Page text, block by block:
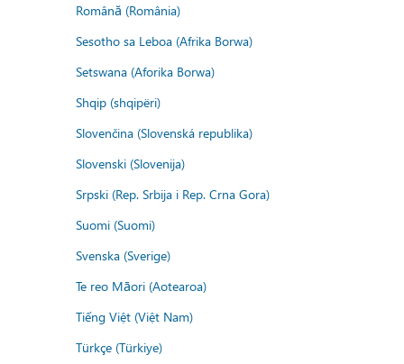
Română (România)
Sesotho sa Leboa (Afrika Borwa)
Setswana (Aforika Borwa)
Shqip (shqipëri)
Slovenčina (Slovenská republika)
Slovenski (Slovenija)
Srpski (Rep. Srbija i Rep. Crna Gora)
Suomi (Suomi)
Svenska (Sverige)
Te reo Māori (Aotearoa)
Tiếng Việt (Việt Nam)
Türkçe (Türkiye)